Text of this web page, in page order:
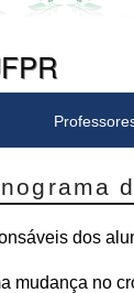
dos
mudança no